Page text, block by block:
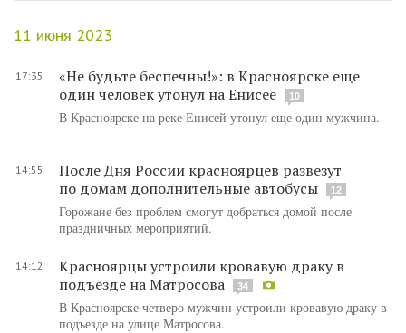
11 июня 2023
17:35
«Не будьте беспечны!»: в Красноярске еще
один человек утонул на Енисее
10
В Красноярске на реке Енисей утонул еще один мужчина.
14:55
После Дня России красноярцев развезут
по домам дополнительные автобусы
12
Горожане без проблем смогут добраться домой после
праздничных мероприятий.
14:12
Красноярцы устроили кровавую драку в
подъезде на Матросова
34
В Красноярске четверо мужчин устроили кровавую драку в
подъезде на улице Матросова.